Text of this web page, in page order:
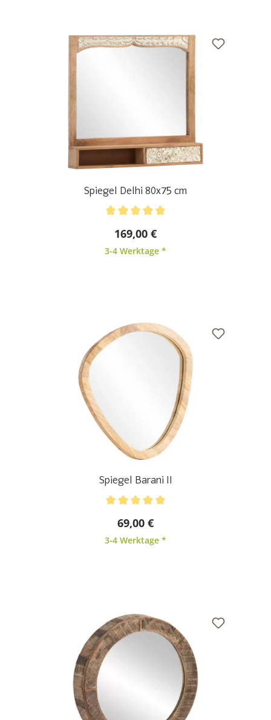
Spiegel Delhi 80x75 cm
169,00 €
3-4 Werktage *
Spiegel Barani II
69,00 €
3-4 Werktage *